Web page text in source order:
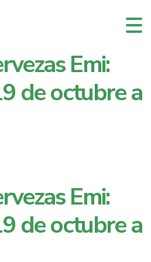
Emi:
de octubre a
Emi:
de octubre a